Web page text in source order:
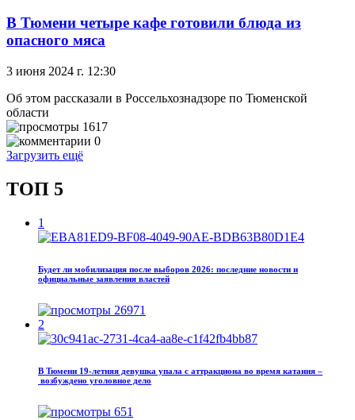
В Тюмени четыре кафе готовили блюда из
опасного мяса
3 июня 2024 г. 12:30
Об этом рассказали в Россельхознадзоре по Тюменской
области
1617
0
Загрузить ещё
ТОП 5
1
Будет ли мобилизация после выборов 2026: последние новости и
официальные заявления властей
26971
2
В Тюмени 19‑летняя девушка упала с аттракциона во время катания –
возбуждено уголовное дело
651